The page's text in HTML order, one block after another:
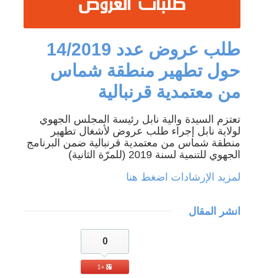
طلب عروض عدد 14/2019
حول تطهير منطقة شماس
من معتمدية قرنبالية
تعتزم السيدة والية نابل رئيسة المجلس الجهوي
لولاية نابل إجراء طلب عروض لأشغال تطهير
منطقة شماس من معتمدية قرنبالية ضمن البرنامج
الجهوي للتنمية لسنة 2019 (للمرّة الثانية)
لمزيد الإرشادات اضغط هنا
انشر المقال
0
+1